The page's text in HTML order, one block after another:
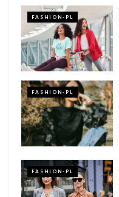
FASHION-PL
FASHION-PL
FASHION-PL